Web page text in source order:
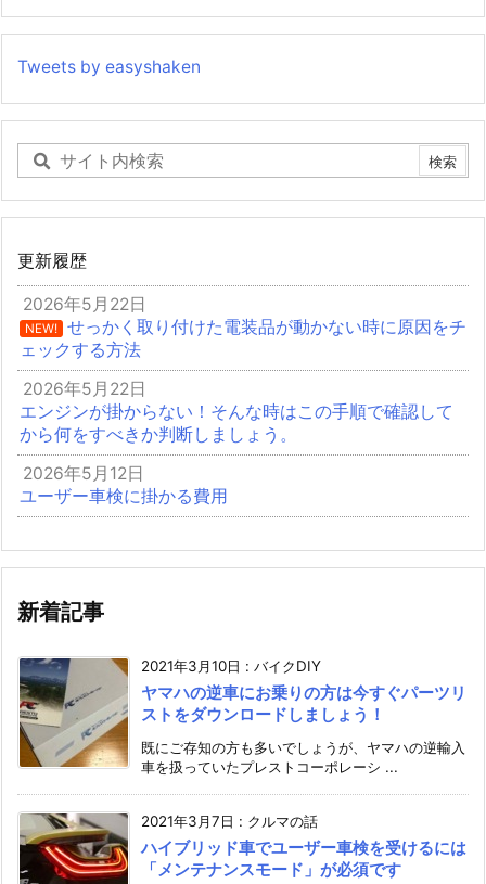
Tweets by easyshaken
更新履歴
2026年5月22日
NEW!
せっかく取り付けた電装品が動かない時に原因をチ
ェックする方法
2026年5月22日
エンジンが掛からない！そんな時はこの手順で確認して
から何をすべきか判断しましょう。
2026年5月12日
ユーザー車検に掛かる費用
新着記事
2021年3月10日 : バイクDIY
ヤマハの逆車にお乗りの方は今すぐパーツリ
ストをダウンロードしましょう！
既にご存知の方も多いでしょうが、ヤマハの逆輸入
車を扱っていたプレストコーポレーシ ...
2021年3月7日 : クルマの話
ハイブリッド車でユーザー車検を受けるには
「メンテナンスモード」が必須です